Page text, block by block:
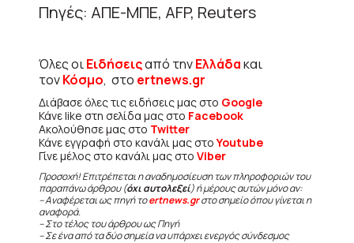
Πηγές: ΑΠΕ-ΜΠΕ, AFP, Reuters
Όλες οιΕιδήσειςαπό τηνΕλλάδακαι
τονΚόσμο, στο ertnews.gr
Διάβασε όλες τις ειδήσεις μας στο Google
Κάνε like στη σελίδα μας στο Facebook
Ακολούθησε μας στο Twitter
Κάνε εγγραφή στο κανάλι μας στοYoutube
Γίνε μέλος στο κανάλι μας στο Viber
Προσοχή! Επιτρέπεται η αναδημοσίευση των πληροφοριών του
παραπάνω άρθρου (όχι αυτολεξεί) ή μέρους αυτών μόνο αν:
– Αναφέρεται ως πηγή τοertnews.grστο σημείο όπου γίνεται η
αναφορά.
– Στο τέλος του άρθρου ως Πηγή
– Σε ένα από τα δύο σημεία να υπάρχει ενεργός σύνδεσμος